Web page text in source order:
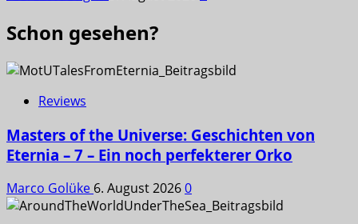
Schon gesehen?
Reviews
Masters of the Universe: Geschichten von
Eternia – 7 – Ein noch perfekterer Orko
Marco Golüke 6. August 20260